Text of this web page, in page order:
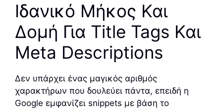
Ιδανικό Μήκος Και
Δομή Για Title Tags Και
Meta Descriptions
Δεν υπάρχει ένας μαγικός αριθμός
χαρακτήρων που δουλεύει πάντα, επειδή η
Google εμφανίζει snippets με βάση το